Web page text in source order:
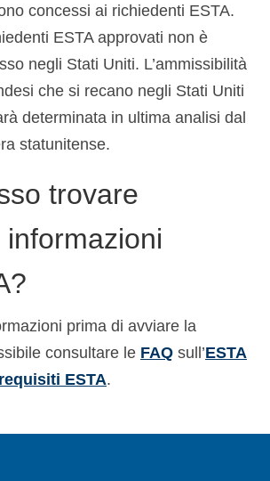
concessi ai richiedenti ESTA.
ESTA approvati non è
negli Stati Uniti. L’ammissibilità
che si recano negli Stati Uniti
determinata in ultima analisi dal
statunitense.
trovare
prima di avviare la
consultare le FAQ sull’ESTA
requisiti ESTA.